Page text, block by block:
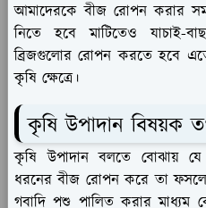
আমাদেরকে বীজ রোপন করার
নিতে হবে মাটিতেও যাচাই-
ব্রিজগুলোর রোপন করতে হবে
কৃষি ক্ষেত্রে।
কৃষি উপাদান বিষয়ক
কৃষি উপাদান বলতে বোঝায়
ধরনের বীজ রোপন করে তা
গবাদি পশু পালিত করার মাধ্যম